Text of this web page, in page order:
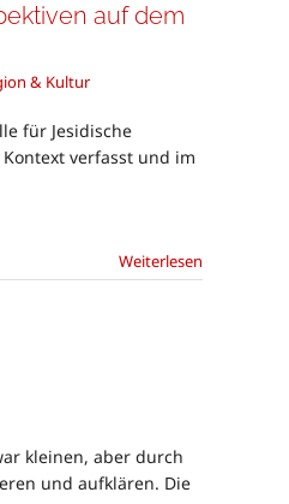
auf dem
& Kultur
für Jesidische
verfasst und im
Weiterlesen
kleinen, aber durch
und aufklären. Die